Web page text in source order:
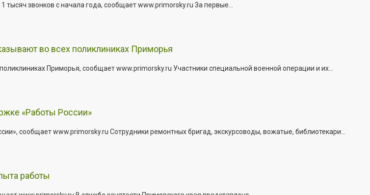
звонков с начала года, сообщает www.primorsky.ru За первые...
во всех поликлиниках Приморья
Приморья, сообщает www.primorsky.ru Участники специальной военной операции и их...
«Работы России»
сообщает www.primorsky.ru Сотрудники ремонтных бригад, экскурсоводы, вожатые, библиотекари...
работы